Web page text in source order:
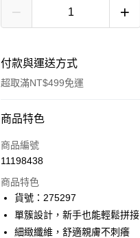
付款與運送方式
超取滿NT$499免運
付款方式
icash Pay
超商取貨付款
LINE Pay
商品特色
商品編號
11198438
商品特色
貨號：275297
單簇設計，新手也能輕鬆拼接
細緻纖維，舒適親膚不刺癢